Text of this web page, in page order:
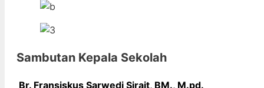
Sambutan Kepala Sekolah
Br. Fransiskus Sarwedi Sirait, BM., M.pd.